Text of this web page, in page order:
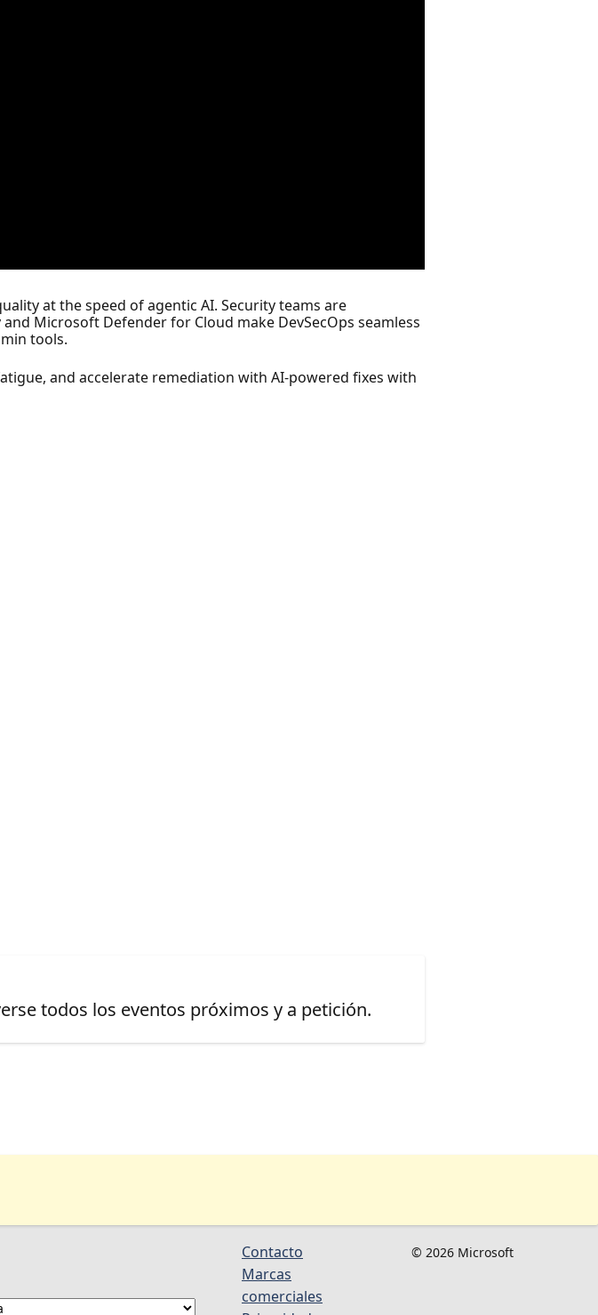
at the speed of agentic AI. Security teams are
Microsoft Defender for Cloud make DevSecOps seamless
tools.
and accelerate remediation with AI-powered fixes with
todos los eventos próximos y a petición.
Contacto
Marcas
comerciales
© 2026 Microsoft